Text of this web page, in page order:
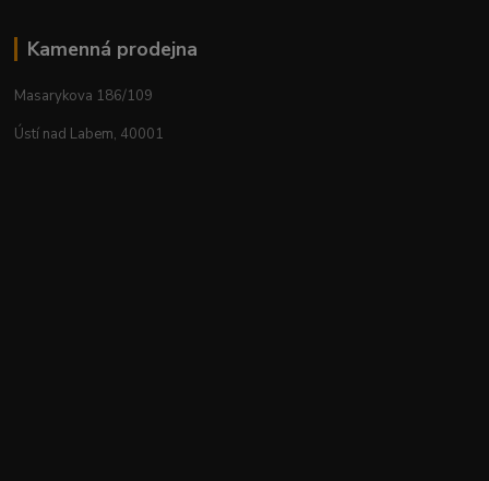
Kamenná prodejna
Masarykova 186/109
Ústí nad Labem, 40001